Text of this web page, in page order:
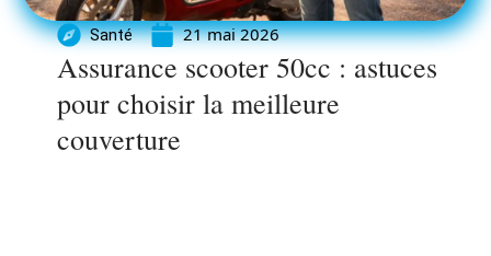
Santé 21 mai 2026
Assurance scooter 50cc : astuces
pour choisir la meilleure
couverture